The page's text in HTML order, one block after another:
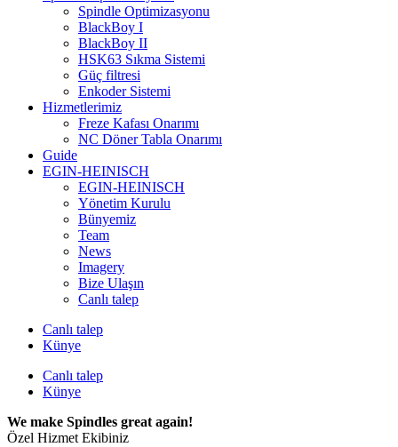
Spindle Optimizasyonu
BlackBoy I
BlackBoy II
HSK63 Sıkma Sistemi
Güç filtresi
Enkoder Sistemi
Hizmetlerimiz
Freze Kafası Onarımı
NC Döner Tabla Onarımı
Guide
EGIN-HEINISCH
EGIN-HEINISCH
Yönetim Kurulu
Bünyemiz
Team
News
Imagery
Bize Ulaşın
Canlı talep
Canlı talep
Künye
Canlı talep
Künye
We make Spindles great again!
Özel Hizmet Ekibiniz